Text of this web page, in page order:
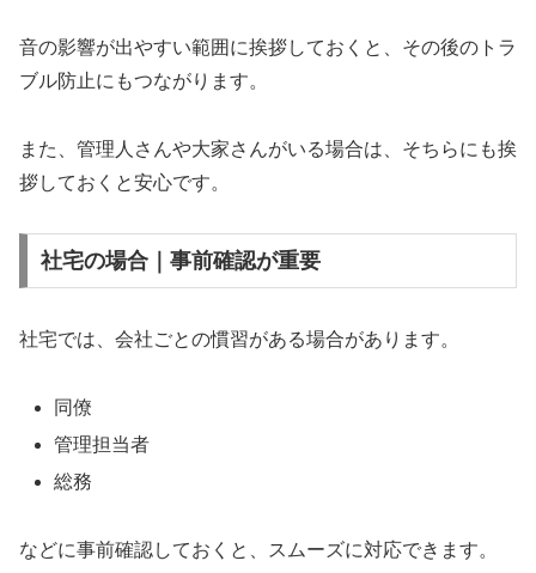
音の影響が出やすい範囲に挨拶しておくと、その後のトラ
ブル防止にもつながります。
また、管理人さんや大家さんがいる場合は、そちらにも挨
拶しておくと安心です。
社宅の場合｜事前確認が重要
社宅では、会社ごとの慣習がある場合があります。
同僚
管理担当者
総務
などに事前確認しておくと、スムーズに対応できます。